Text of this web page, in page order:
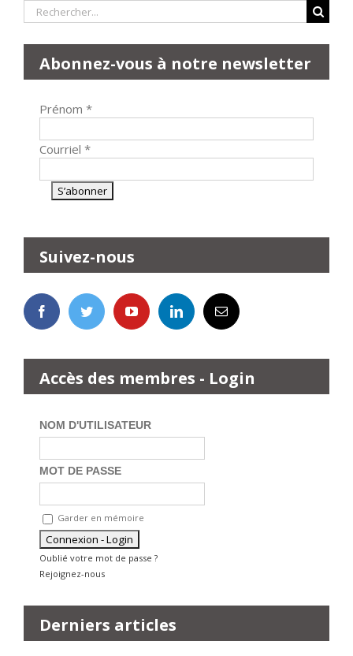
Rechercher:
Abonnez-vous à notre newsletter
Prénom *
Courriel *
Suivez-nous
Accès des membres - Login
NOM D'UTILISATEUR
MOT DE PASSE
Garder en mémoire
Oublié votre mot de passe ?
Rejoignez-nous
Derniers articles